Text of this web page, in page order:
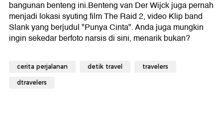
bangunan benteng ini.Benteng van Der Wijck juga pernah
menjadi lokasi syuting film The Raid 2, video Klip band
Slank yang berjudul "Punya Cinta". Anda juga mungkin
ingin sekedar berfoto narsis di sini, menarik bukan?
cerita perjalanan detik travel travelers
dtravelers